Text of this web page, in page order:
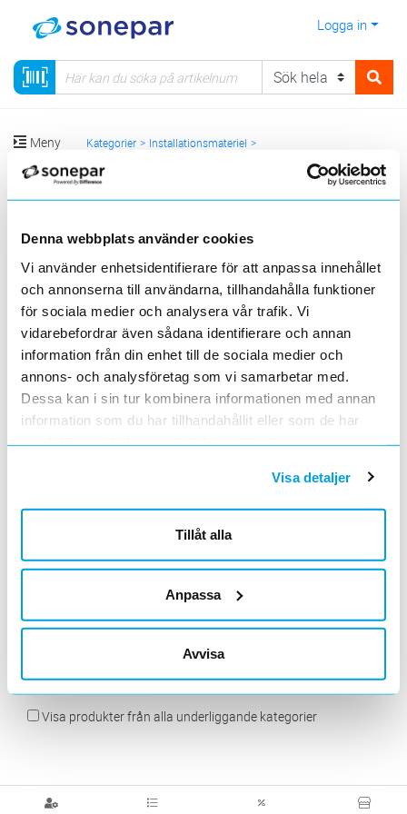
Denna webbplats använder cookies
Vi använder enhetsidentifierare för att anpassa innehållet
och annonserna till användarna, tillhandahålla funktioner
för sociala medier och analysera vår trafik. Vi
vidarebefordrar även sådana identifierare och annan
information från din enhet till de sociala medier och
annons- och analysföretag som vi samarbetar med.
Dessa kan i sin tur kombinera informationen med annan
information som du har tillhandahållit eller som de har
samlat in när du har använt deras tjänster.
Visa detaljer
Tillåt alla
Anpassa
Avvisa
Logga in
Meny Kategorier Installationsmateriel
11.2 - Kabelkanaler, Uttagsstavar
Visa produkter från alla underliggande kategorier
Matarkanal
Uttagsboxar,
stavar
Fönsterbänkskanal
Kabelvagnar med
tillbehör
Visa produkter från alla underliggande kategorier